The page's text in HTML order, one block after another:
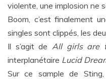
violente, une implosion ne
Boom, c’est finalement
singles sont clippés, les
Il s’agit de All girls are
interplanétaire Lucid
Sur ce sample de